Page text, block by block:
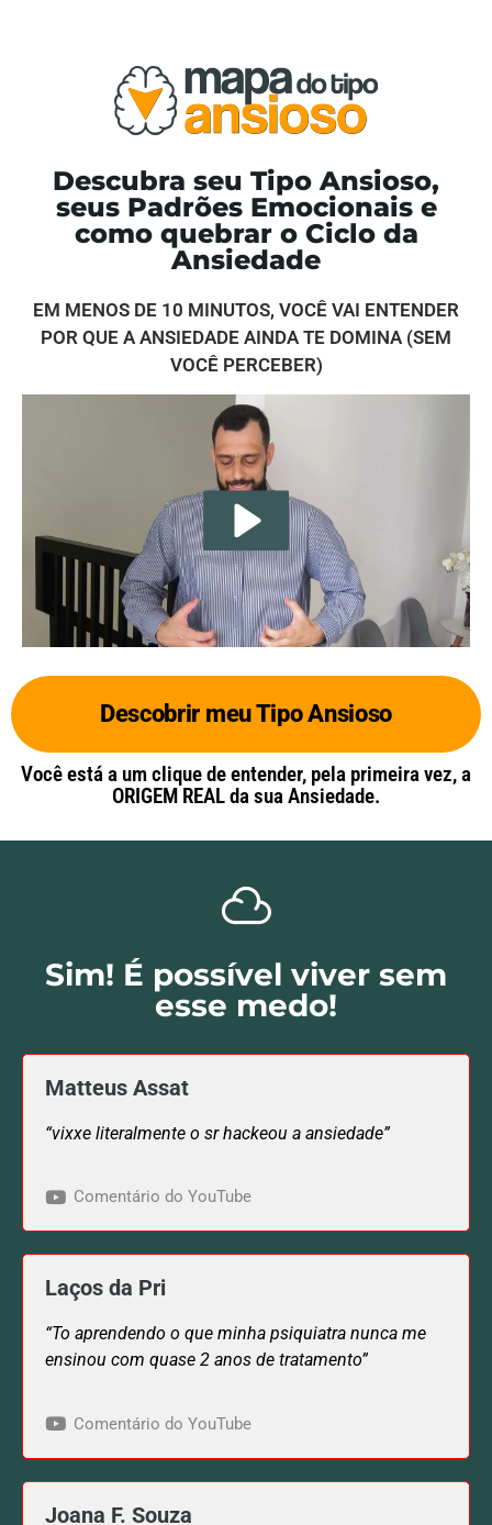
Descubra seu Tipo Ansioso,
seus Padrões Emocionais e
como quebrar o Ciclo da
Ansiedade
EM MENOS DE 10 MINUTOS, VOCÊ VAI ENTENDER
POR QUE A ANSIEDADE AINDA TE DOMINA (SEM
VOCÊ PERCEBER)
Descobrir meu Tipo Ansioso
Você está a um clique de entender, pela primeira vez, a
ORIGEM REAL da sua Ansiedade.
Sim! É possível viver sem
esse medo!
Matteus Assat
“vixxe literalmente o sr hackeou a ansiedade”
Comentário do YouTube
Laços da Pri
“To aprendendo o que minha psiquiatra nunca me
ensinou com quase 2 anos de tratamento”
Comentário do YouTube
Joana F. Souza